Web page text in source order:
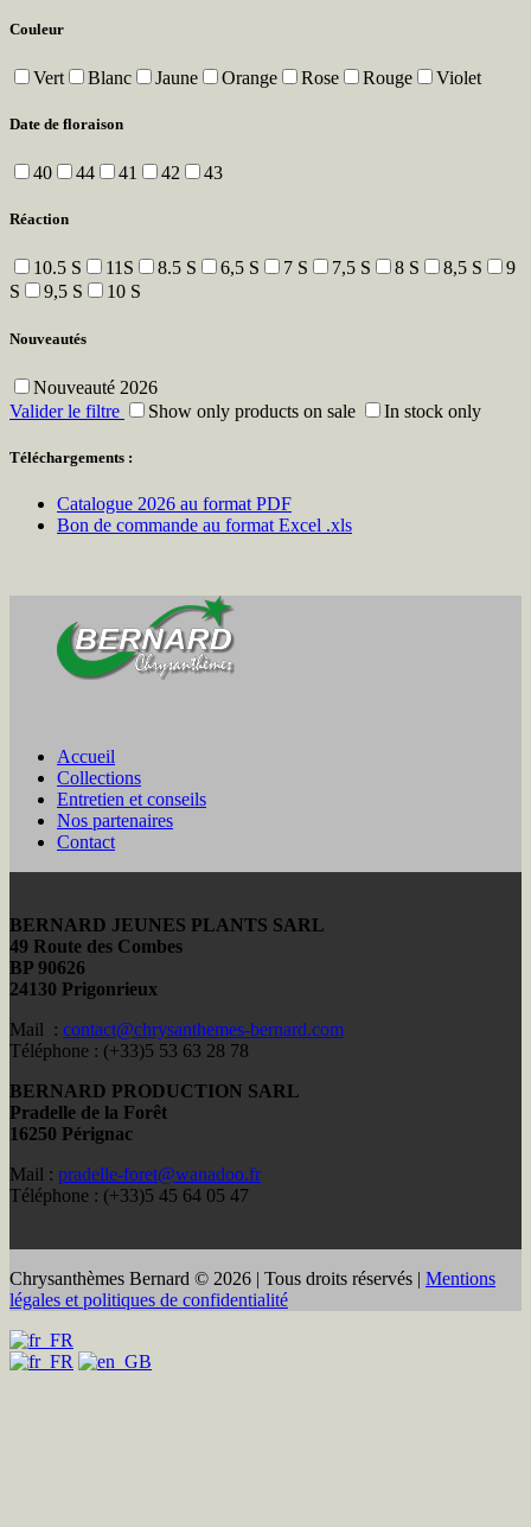
Couleur
Vert Blanc Jaune Orange Rose Rouge Violet
Date de floraison
40 44 41 42 43
Réaction
10.5 S 11S 8.5 S 6,5 S 7 S 7,5 S 8 S 8,5 S
9
S
9,5 S 10 S
Nouveautés
Nouveauté 2026
Valider le filtre
Show only products on sale In stock only
Téléchargements :
Catalogue 2026 au format PDF
Bon de commande au format Excel .xls
Accueil
Collections
Entretien et conseils
Nos partenaires
Contact
BERNARD JEUNES PLANTS SARL
49 Route des Combes
BP 90626
24130 Prigonrieux
Mail : contact@chrysanthemes-bernard.com
Téléphone : (+33)5 53 63 28 78
BERNARD PRODUCTION SARL
Pradelle de la Forêt
16250 Pérignac
Mail : pradelle-foret@wanadoo.fr
Téléphone : (+33)5 45 64 05 47
Chrysanthèmes Bernard © 2026 | Tous droits réservés | Mentions
légales et politiques de confidentialité